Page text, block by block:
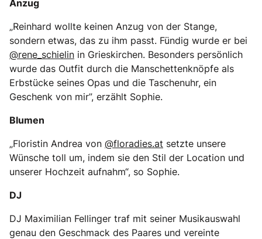
Anzug
„Reinhard wollte keinen Anzug von der Stange,
sondern etwas, das zu ihm passt. Fündig wurde er bei
@rene_schielin in Grieskirchen. Besonders persönlich
wurde das Outfit durch die Manschettenknöpfe als
Erbstücke seines Opas und die Taschenuhr, ein
Geschenk von mir”, erzählt Sophie.
Blumen
„Floristin Andrea von @floradies.at setzte unsere
Wünsche toll um, indem sie den Stil der Location und
unserer Hochzeit aufnahm“, so Sophie.
DJ
DJ Maximilian Fellinger traf mit seiner Musikauswahl
genau den Geschmack des Paares und vereinte